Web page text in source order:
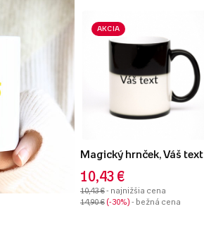
AKCIA
Magický hrnček, Váš text
10,43 €
10,43 €- najnižšia cena
14,90 € -30% - bežná cena